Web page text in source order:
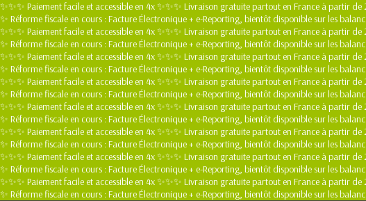
✨✨✨ Paiement facile et accessible en 4x ✨✨✨ Livraison gratuite partout en France à partir
✨ Réforme fiscale en cours : Facture Électronique + e-Reporting, bientôt disponible sur les
✨✨✨ Paiement facile et accessible en 4x ✨✨✨ Livraison gratuite partout en France à partir
✨ Réforme fiscale en cours : Facture Électronique + e-Reporting, bientôt disponible sur les
✨✨✨ Paiement facile et accessible en 4x ✨✨✨ Livraison gratuite partout en France à partir
✨ Réforme fiscale en cours : Facture Électronique + e-Reporting, bientôt disponible sur les
✨✨✨ Paiement facile et accessible en 4x ✨✨✨ Livraison gratuite partout en France à partir
✨ Réforme fiscale en cours : Facture Électronique + e-Reporting, bientôt disponible sur les
✨✨✨ Paiement facile et accessible en 4x ✨✨✨ Livraison gratuite partout en France à partir
✨ Réforme fiscale en cours : Facture Électronique + e-Reporting, bientôt disponible sur les
✨✨✨ Paiement facile et accessible en 4x ✨✨✨ Livraison gratuite partout en France à partir
✨ Réforme fiscale en cours : Facture Électronique + e-Reporting, bientôt disponible sur les
✨✨✨ Paiement facile et accessible en 4x ✨✨✨ Livraison gratuite partout en France à partir
✨ Réforme fiscale en cours : Facture Électronique + e-Reporting, bientôt disponible sur les
✨✨✨ Paiement facile et accessible en 4x ✨✨✨ Livraison gratuite partout en France à partir
✨ Réforme fiscale en cours : Facture Électronique + e-Reporting, bientôt disponible sur les